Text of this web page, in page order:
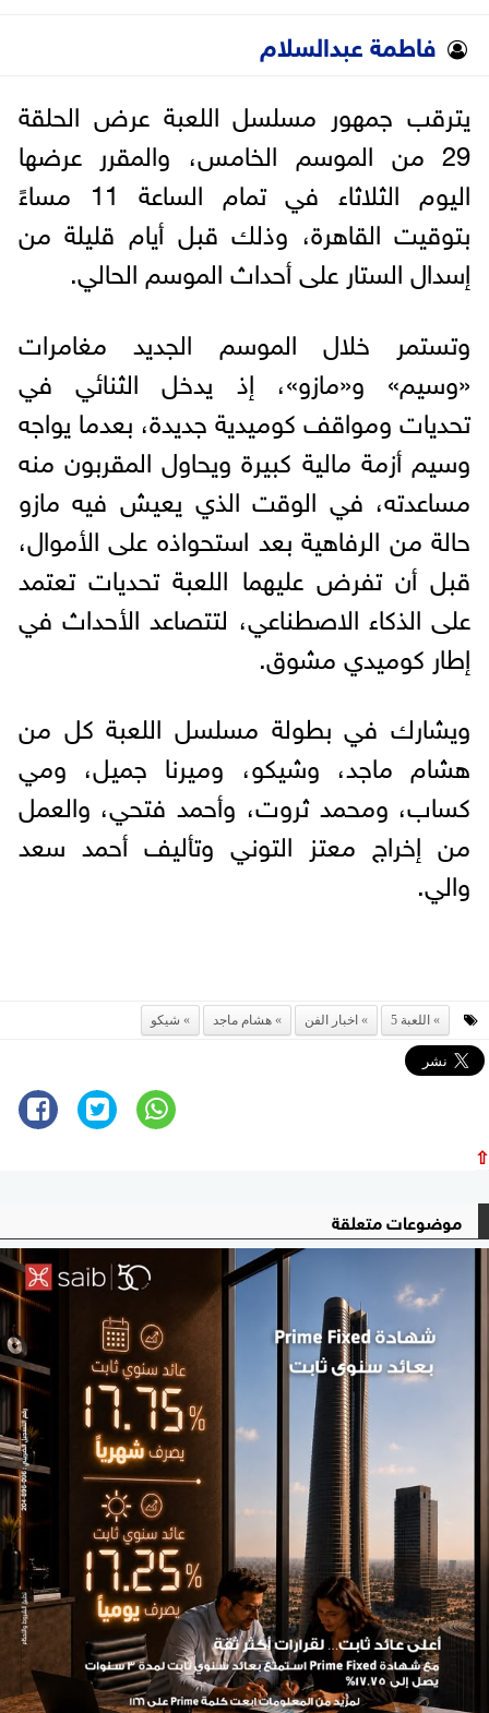
فاطمة عبدالسلام
يترقب جمهور مسلسل اللعبة عرض الحلقة
29 من الموسم الخامس، والمقرر عرضها
اليوم الثلاثاء في تمام الساعة 11 مساءً
بتوقيت القاهرة، وذلك قبل أيام قليلة من
إسدال الستار على أحداث الموسم الحالي.
وتستمر خلال الموسم الجديد مغامرات
«وسيم» و«مازو»، إذ يدخل الثنائي في
تحديات ومواقف كوميدية جديدة، بعدما يواجه
وسيم أزمة مالية كبيرة ويحاول المقربون منه
مساعدته، في الوقت الذي يعيش فيه مازو
حالة من الرفاهية بعد استحواذه على الأموال،
قبل أن تفرض عليهما اللعبة تحديات تعتمد
على الذكاء الاصطناعي، لتتصاعد الأحداث في
إطار كوميدي مشوق.
ويشارك في بطولة مسلسل اللعبة كل من
هشام ماجد، وشيكو، وميرنا جميل، ومي
كساب، ومحمد ثروت، وأحمد فتحي، والعمل
من إخراج معتز التوني وتأليف أحمد سعد
والي.
اللعبة 5 اخبار الفن هشام ماجد شيكو
⇧
موضوعات متعلقة